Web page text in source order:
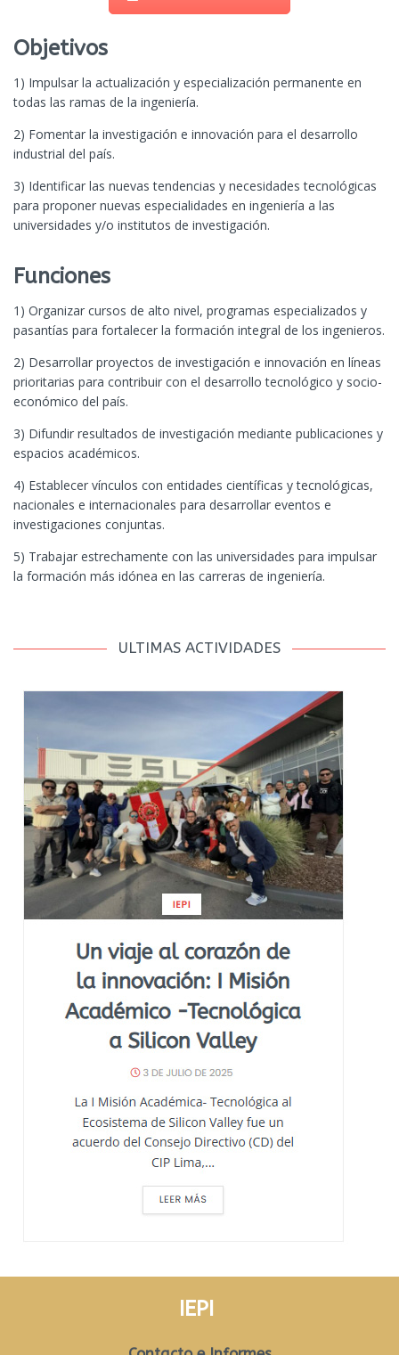
Objetivos
1) Impulsar la actualización y especialización permanente en
todas las ramas de la ingeniería.
2) Fomentar la investigación e innovación para el desarrollo
industrial del país.
3) Identificar las nuevas tendencias y necesidades tecnológicas
para proponer nuevas especialidades en ingeniería a las
universidades y/o institutos de investigación.
Funciones
1) Organizar cursos de alto nivel, programas especializados y
pasantías para fortalecer la formación integral de los ingenieros.
2) Desarrollar proyectos de investigación e innovación en líneas
prioritarias para contribuir con el desarrollo tecnológico y socio-
económico del país.
3) Difundir resultados de investigación mediante publicaciones y
espacios académicos.
4) Establecer vínculos con entidades científicas y tecnológicas,
nacionales e internacionales para desarrollar eventos e
investigaciones conjuntas.
5) Trabajar estrechamente con las universidades para impulsar
la formación más idónea en las carreras de ingeniería.
ULTIMAS ACTIVIDADES
IEPI